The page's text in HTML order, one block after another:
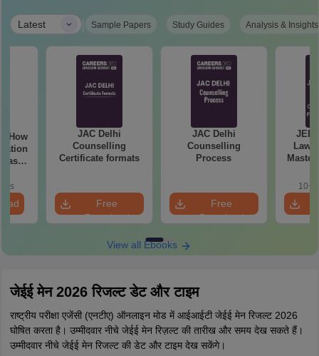
Latest | Sample Papers Study Guides Analysis & Insights
JAC Delhi
Counselling
Certificate formats
Free
Download
JAC Delhi
Counselling
Process
Free
Download
JEE
10+
View all Ebooks
जेईई मेन 2026 रिजल्ट डेट और टाइम
राष्ट्रीय परीक्षा एजेंसी (एनटीए) ऑनलाइन मोड में आईआईटी जेईई मेन रिजल्ट 2026
घोषित करता है। उम्मीदवार नीचे जेईई मेन रिज़ल्ट की तारीख और समय देख सकते हैं।
उम्मीदवार नीचे जेईई मेन रिजल्ट की डेट और टाइम देख सकेंगे।